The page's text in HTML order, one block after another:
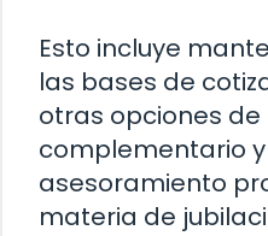
Esto incluye
las bases de
otras opciones
complementario
asesoramiento
materia de